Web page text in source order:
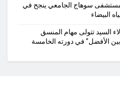
سوهاج الجامعي ينجح في
السيد تتولى مهام المنسق
الأفضل” في دورته الخامسة